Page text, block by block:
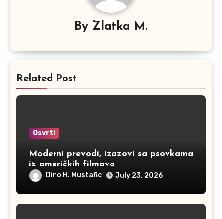
By Zlatka M.
Related Post
Osvrti
Moderni prevodi, izazovi sa psovkama
iz američkih filmova
Dino H. Mustafic July 23, 2026